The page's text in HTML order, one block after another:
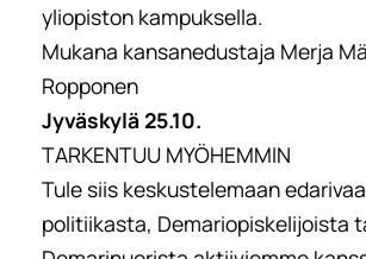
yliopiston kampuksella.
Mukana kansanedustaja Merja
Ropponen
Jyväskylä 25.10.
TARKENTUU MYÖHEMMIN
Tule siis keskustelemaan
politiikasta, Demariopiskelijoista